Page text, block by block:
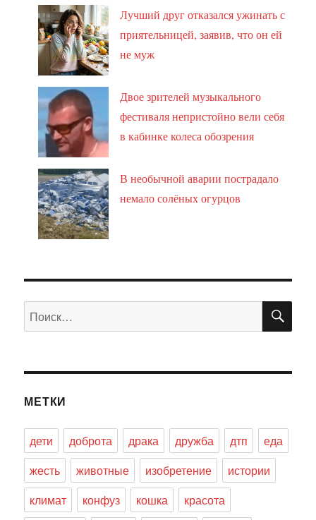
Лучший друг отказался ужинать с
приятельницей, заявив, что он ей
не муж
Двое зрителей музыкального
фестиваля непристойно вели себя
в кабинке колеса обозрения
В необычной аварии пострадало
немало солёных огурцов
Искать:
МЕТКИ
дети доброта драка дружба дтп
еда
жесть
животные изобретение
истории
климат
конфуз кошка
красота